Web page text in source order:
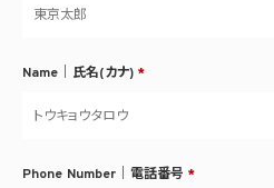
Name｜氏名(カナ) *
Phone Number｜電話番号 *